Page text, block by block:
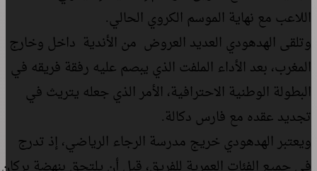
اللاعب مع نهاية الموسم الكروي الحالي.
وتلقى الهدهودي العديد العروض من الأندية داخل وخارج
المغرب، بعد الأداء الملفت الذي يبصم عليه رفقة فريقه في
البطولة الوطنية الاحترافية، الأمر الذي جعله يتريث في
تجديد عقده مع فارس دكالة.
ويعتبر الهدهودي خريج مدرسة الرجاء الرياضي، إذ تدرج